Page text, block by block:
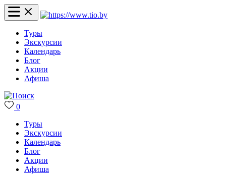
Туры
Экскурсии
Календарь
Блог
Акции
Афиша
0
Туры
Экскурсии
Календарь
Блог
Акции
Афиша